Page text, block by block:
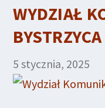
WYDZIAŁ
5 stycznia, 2025